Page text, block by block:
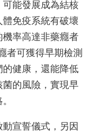
能發展成為結核
免疫系統有破壞
率高達非藥癮者
者可獲得早期檢測
健康，還能降低
的風險，實現早
宣誓儀式，另因